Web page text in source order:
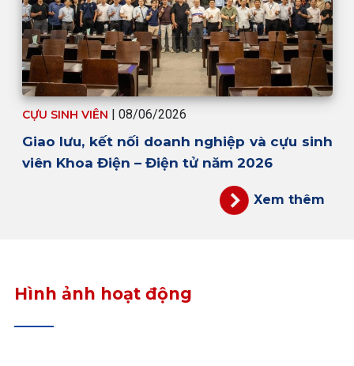
CỰU SINH VIÊN | 08/06/2026
Giao lưu, kết nối doanh nghiệp và cựu sinh
viên Khoa Điện – Điện tử năm 2026
Xem thêm
Hình ảnh hoạt động